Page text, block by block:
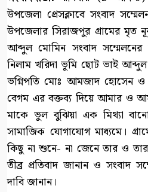
উপজেলা প্রেসক্লাবে সংবাদ
উপজেলার সিরাজপুর গ্রামের মৃত
আব্দুল মোমিন সংবাদ সম্মেলনের
নিলাম খরিদা ভূমি ছোট ভাই
ভগ্নিপতি মোঃ আমজাদ হোসেন ও
বেগম এর বক্তব্য দিয়ে আমার ও
মাকে ভুল বুঝিয়া এক মিথ্যা
সামাজিক যোগাযোগ মাধ্যমে।
কিছু না শুনে- না জেনে তার ও তার
তীব্র প্রতিবাদ জানান ও সংবাদ
দাবি জানান।